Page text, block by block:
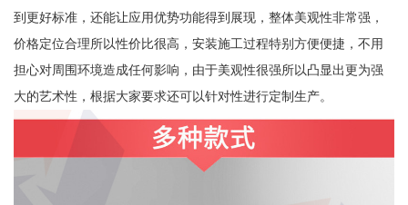
到更好标准，还能让应用优势功能得到展现，整体美观性非常强，
价格定位合理所以性价比很高，安装施工过程特别方便便捷，不用
担心对周围环境造成任何影响，由于美观性很强所以凸显出更为强
大的艺术性，根据大家要求还可以针对性进行定制生产。